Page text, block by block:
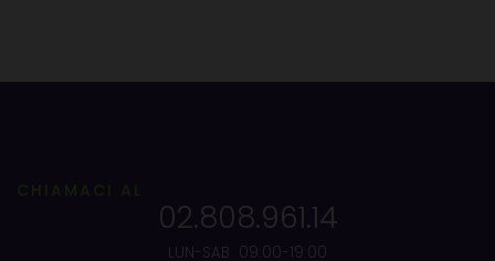
CHIAMACI AL
02.808.961.14
LUN-SAB 09:00-19:00